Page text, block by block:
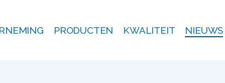
PRODUCTEN KWALITEIT NIEUWS